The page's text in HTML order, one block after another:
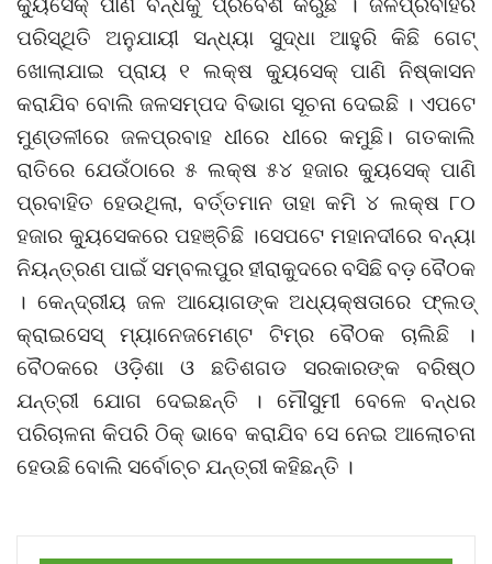
ପରିସ୍ଥିତି ଅନୁଯାୟୀ ସନ୍ଧ୍ୟା ସୁଦ୍ଧା ଆହୁରି କିଛି ଗେଟ୍
ଖୋଲାଯାଇ ପ୍ରାୟ ୧ ଲକ୍ଷ କ୍ୟୁସେକ୍ ପାଣି ନିଷ୍କାସନ
କରାଯିବ ବୋଲି ଜଳସମ୍ପଦ ବିଭାଗ ସୂଚନା ଦେଇଛି । ଏପଟେ
ମୁଣ୍ଡଳୀରେ ଜଳପ୍ରବାହ ଧୀରେ ଧୀରେ କମୁଛି। ଗତକାଲି
ରାତିରେ ଯେଉଁଠାରେ ୫ ଲକ୍ଷ ୫୪ ହଜାର କ୍ୟୁସେକ୍ ପାଣି
ପ୍ରବାହିତ ହେଉଥିଲା, ବର୍ତ୍ତମାନ ତାହା କମି ୪ ଲକ୍ଷ ୮୦
ହଜାର କ୍ୟୁସେକରେ ପହଞ୍ଚିଛି ।ସେପଟେ ମହାନଦୀରେ ବନ୍ୟା
ନିୟନ୍ତ୍ରଣ ପାଇଁ ସମ୍ବଲପୁର ହୀରାକୁଦରେ ବସିଛି ବଡ଼ ବୈଠକ
। କେନ୍ଦ୍ରୀୟ ଜଳ ଆୟୋଗଙ୍କ ଅଧ୍ୟକ୍ଷତାରେ ଫ୍ଲଡ୍
କ୍ରାଇସେସ୍ ମ୍ୟାନେଜମେଣ୍ଟ ଟିମ୍‌ର ବୈଠକ ଚାଲିଛି ।
ବୈଠକରେ ଓଡ଼ିଶା ଓ ଛତିଶଗଡ ସରକାରଙ୍କ ବରିଷ୍ଠ
ଯନ୍ତ୍ରୀ ଯୋଗ ଦେଇଛନ୍ତି । ମୌସୁମୀ ବେଳେ ବନ୍ଧର
ପରିଚାଳନା କିପରି ଠିକ୍ ଭାବେ କରାଯିବ ସେ ନେଇ ଆଲୋଚନା
ହେଉଛି ବୋଲି ସର୍ବୋଚ୍ଚ ଯନ୍ତ୍ରୀ କହିଛନ୍ତି ।